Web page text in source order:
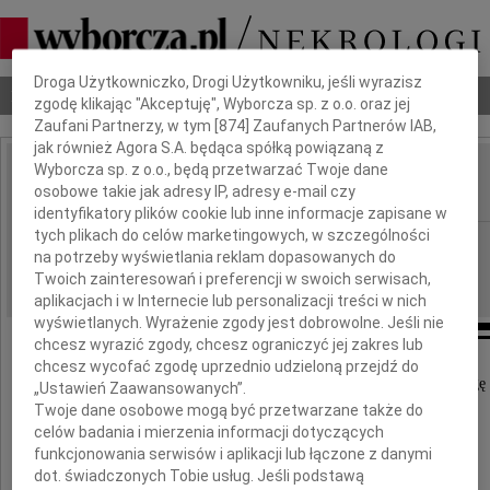
Nekrologi Odeszli Poradnik pogrzebowy
IMIĘ I NAZWISKO: Darek Grzęda
REGION: Bydgoszcz
DATA EMISJI: 30.09.2010
Z głębokim smutkiem żegnamy naszego kolegę
Darka Grzędę
Dbamy o Twoją prywatność
Droga Użytkowniczko, Drogi Użytkowniku, jeśli wyrazisz
zgodę klikając "Akceptuję", Wyborcza sp. z o.o. oraz jej
Zaufani Partnerzy, w tym [874 ] Zaufanych Partnerów IAB,
jak również Agora S.A. będąca spółką powiązaną z
Wyborcza sp. z o.o., będą przetwarzać Twoje dane
osobowe takie jak adresy IP, adresy e-mail czy
identyfikatory plików cookie lub inne informacje zapisane w
tych plikach do celów marketingowych, w szczególności
na potrzeby wyświetlania reklam dopasowanych do
Twoich zainteresowań i preferencji w swoich serwisach,
aplikacjach i w Internecie lub personalizacji treści w nich
wyświetlanych. Wyrażenie zgody jest dobrowolne. Jeśli nie
chcesz wyrazić zgody, chcesz ograniczyć jej zakres lub
chcesz wycofać zgodę uprzednio udzieloną przejdź do
„Ustawień Zaawansowanych”.
Twoje dane osobowe mogą być przetwarzane także do
celów badania i mierzenia informacji dotyczących
funkcjonowania serwisów i aplikacji lub łączone z danymi
dot. świadczonych Tobie usług. Jeśli podstawą